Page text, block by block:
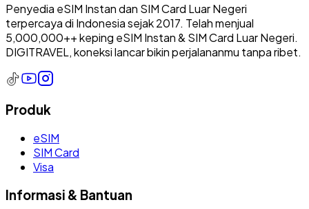
Penyedia eSIM Instan dan SIM Card Luar Negeri
terpercaya di Indonesia sejak 2017. Telah menjual
5,000,000++ keping eSIM Instan & SIM Card Luar Negeri.
DIGITRAVEL, koneksi lancar bikin perjalananmu tanpa ribet.
Produk
eSIM
SIM Card
Visa
Informasi & Bantuan